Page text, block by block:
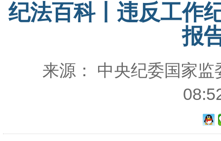
纪法百科丨违反工作
报
来源： 中央纪委国家